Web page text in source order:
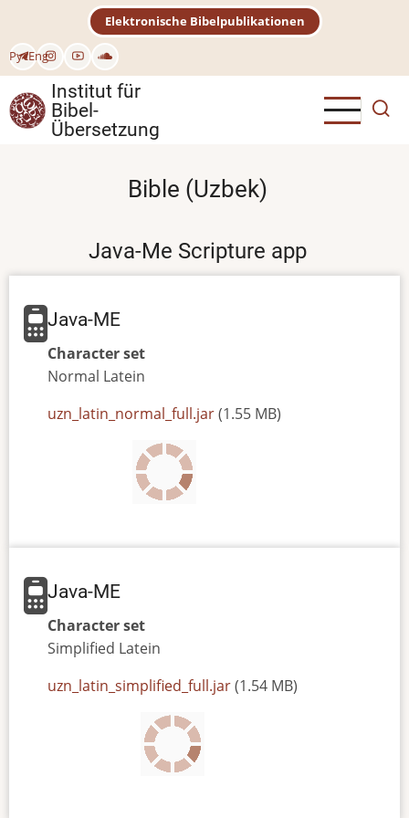
Inhalt
РусEng
Elektronische Bibelpublikationen
Institut für
Bibel-
Übersetzung
Bible (Uzbek)
Java-Me Scripture app
Java-ME
Character set
Normal Latein
JAR
uzn_latin_normal_full.jar(1.55 MB)
Java-ME
Character set
Simplified Latein
JAR
uzn_latin_simplified_full.jar(1.54 MB)